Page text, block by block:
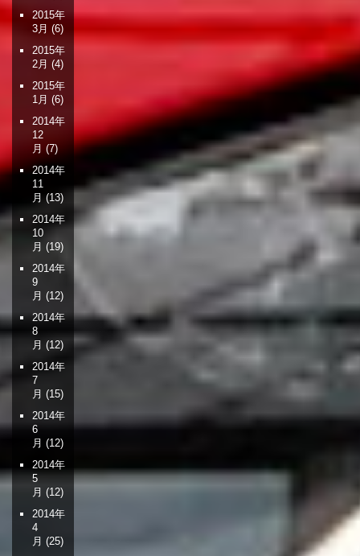
2015年
3月 (6)
2015年
2月 (4)
2015年
1月 (6)
2014年
12
月 (7)
2014年
11
月 (13)
2014年
10
月 (19)
2014年
9
月 (12)
2014年
8
月 (12)
2014年
7
月 (15)
2014年
6
月 (12)
2014年
5
月 (12)
2014年
4
月 (25)